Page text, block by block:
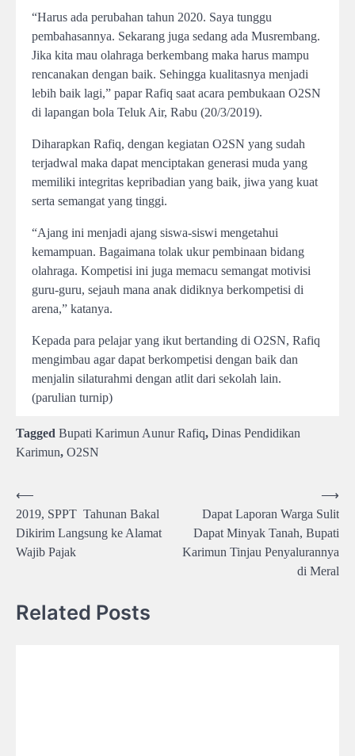
“Harus ada perubahan tahun 2020. Saya tunggu
pembahasannya. Sekarang juga sedang ada Musrembang.
Jika kita mau olahraga berkembang maka harus mampu
rencanakan dengan baik. Sehingga kualitasnya menjadi
lebih baik lagi,” papar Rafiq saat acara pembukaan O2SN
di lapangan bola Teluk Air, Rabu (20/3/2019).
Diharapkan Rafiq, dengan kegiatan O2SN yang sudah
terjadwal maka dapat menciptakan generasi muda yang
memiliki integritas kepribadian yang baik, jiwa yang kuat
serta semangat yang tinggi.
“Ajang ini menjadi ajang siswa-siswi mengetahui
kemampuan. Bagaimana tolak ukur pembinaan bidang
olahraga. Kompetisi ini juga memacu semangat motivisi
guru-guru, sejauh mana anak didiknya berkompetisi di
arena,” katanya.
Kepada para pelajar yang ikut bertanding di O2SN, Rafiq
mengimbau agar dapat berkompetisi dengan baik dan
menjalin silaturahmi dengan atlit dari sekolah lain.
(parulian turnip)
Tagged Bupati Karimun Aunur Rafiq, Dinas Pendidikan
Karimun, O2SN
Post
navigation
⟵
2019, SPPT Tahunan Bakal
Dikirim Langsung ke Alamat
Wajib Pajak
Dapat Laporan Warga Sulit
Dapat Minyak Tanah, Bupati
Karimun Tinjau Penyalurannya
di Meral
⟶
Related Posts